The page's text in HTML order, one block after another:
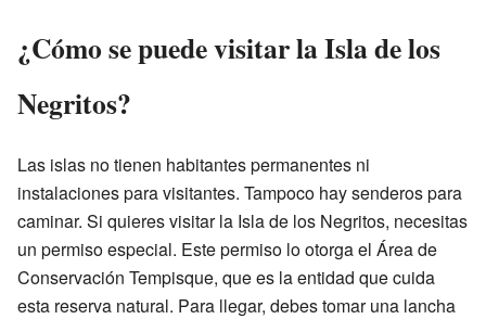
¿Cómo se puede visitar la Isla de los
Negritos?
Las islas no tienen habitantes permanentes ni
instalaciones para visitantes. Tampoco hay senderos para
caminar. Si quieres visitar la Isla de los Negritos, necesitas
un permiso especial. Este permiso lo otorga el Área de
Conservación Tempisque, que es la entidad que cuida
esta reserva natural. Para llegar, debes tomar una lancha